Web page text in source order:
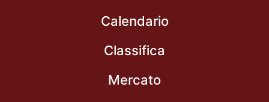
Calendario
Classifica
Mercato